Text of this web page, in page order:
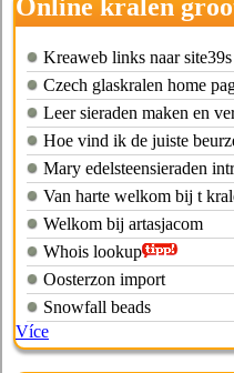
Online kralen
Kreaweb links naar
Czech glaskralen home
Leer sieraden maken en
Hoe vind ik de juiste
Mary edelsteensieraden
Van harte welkom bij t
Welkom bij artasjacom
Whois lookup
Oosterzon import
Snowfall beads
Více